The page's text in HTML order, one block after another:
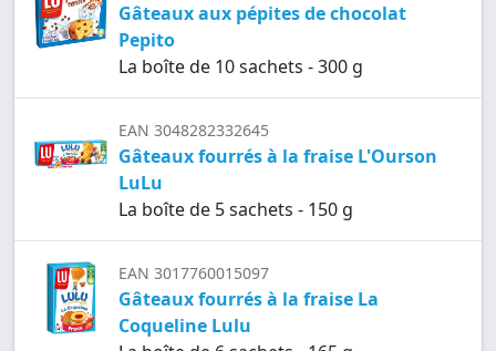
Gâteaux aux pépites de chocolat
Pepito
La boîte de 10 sachets - 300 g
EAN 3048282332645
Gâteaux fourrés à la fraise L'Ourson
LuLu
La boîte de 5 sachets - 150 g
EAN 3017760015097
Gâteaux fourrés à la fraise La
Coqueline Lulu